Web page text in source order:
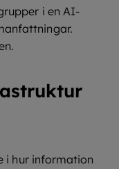
i en AI-
i hur information